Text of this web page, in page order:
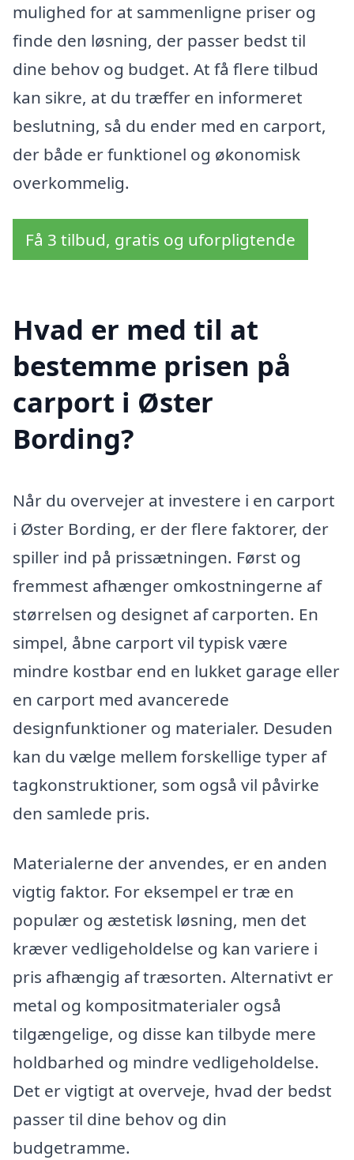
mulighed for at sammenligne priser og
finde den løsning, der passer bedst til
dine behov og budget. At få flere tilbud
kan sikre, at du træffer en informeret
beslutning, så du ender med en carport,
der både er funktionel og økonomisk
overkommelig.
Få 3 tilbud, gratis og uforpligtende
Hvad er med til at
bestemme prisen på
carport i Øster
Bording?
Når du overvejer at investere i en carport
i Øster Bording, er der flere faktorer, der
spiller ind på prissætningen. Først og
fremmest afhænger omkostningerne af
størrelsen og designet af carporten. En
simpel, åbne carport vil typisk være
mindre kostbar end en lukket garage eller
en carport med avancerede
designfunktioner og materialer. Desuden
kan du vælge mellem forskellige typer af
tagkonstruktioner, som også vil påvirke
den samlede pris.
Materialerne der anvendes, er en anden
vigtig faktor. For eksempel er træ en
populær og æstetisk løsning, men det
kræver vedligeholdelse og kan variere i
pris afhængig af træsorten. Alternativt er
metal og kompositmaterialer også
tilgængelige, og disse kan tilbyde mere
holdbarhed og mindre vedligeholdelse.
Det er vigtigt at overveje, hvad der bedst
passer til dine behov og din
budgetramme.